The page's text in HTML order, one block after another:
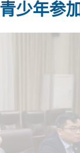
少年参